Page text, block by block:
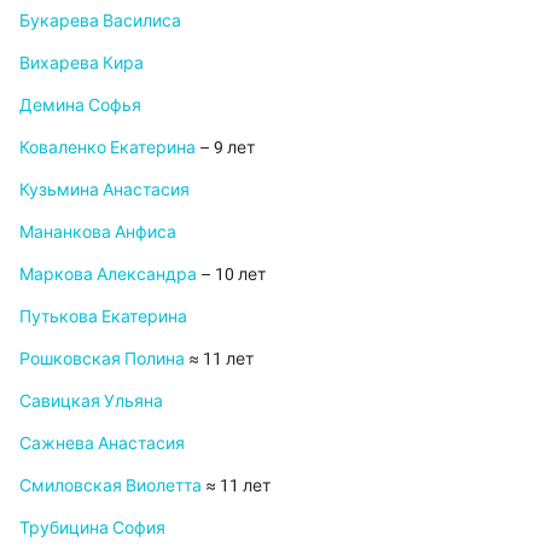
Букарева Василиса
Вихарева Кира
Демина Софья
Коваленко Екатерина – 9 лет
Кузьмина Анастасия
Мананкова Анфиса
Маркова Александра – 10 лет
Путькова Екатерина
Рошковская Полина ≈ 11 лет
Савицкая Ульяна
Сажнева Анастасия
Смиловская Виолетта ≈ 11 лет
Трубицина София